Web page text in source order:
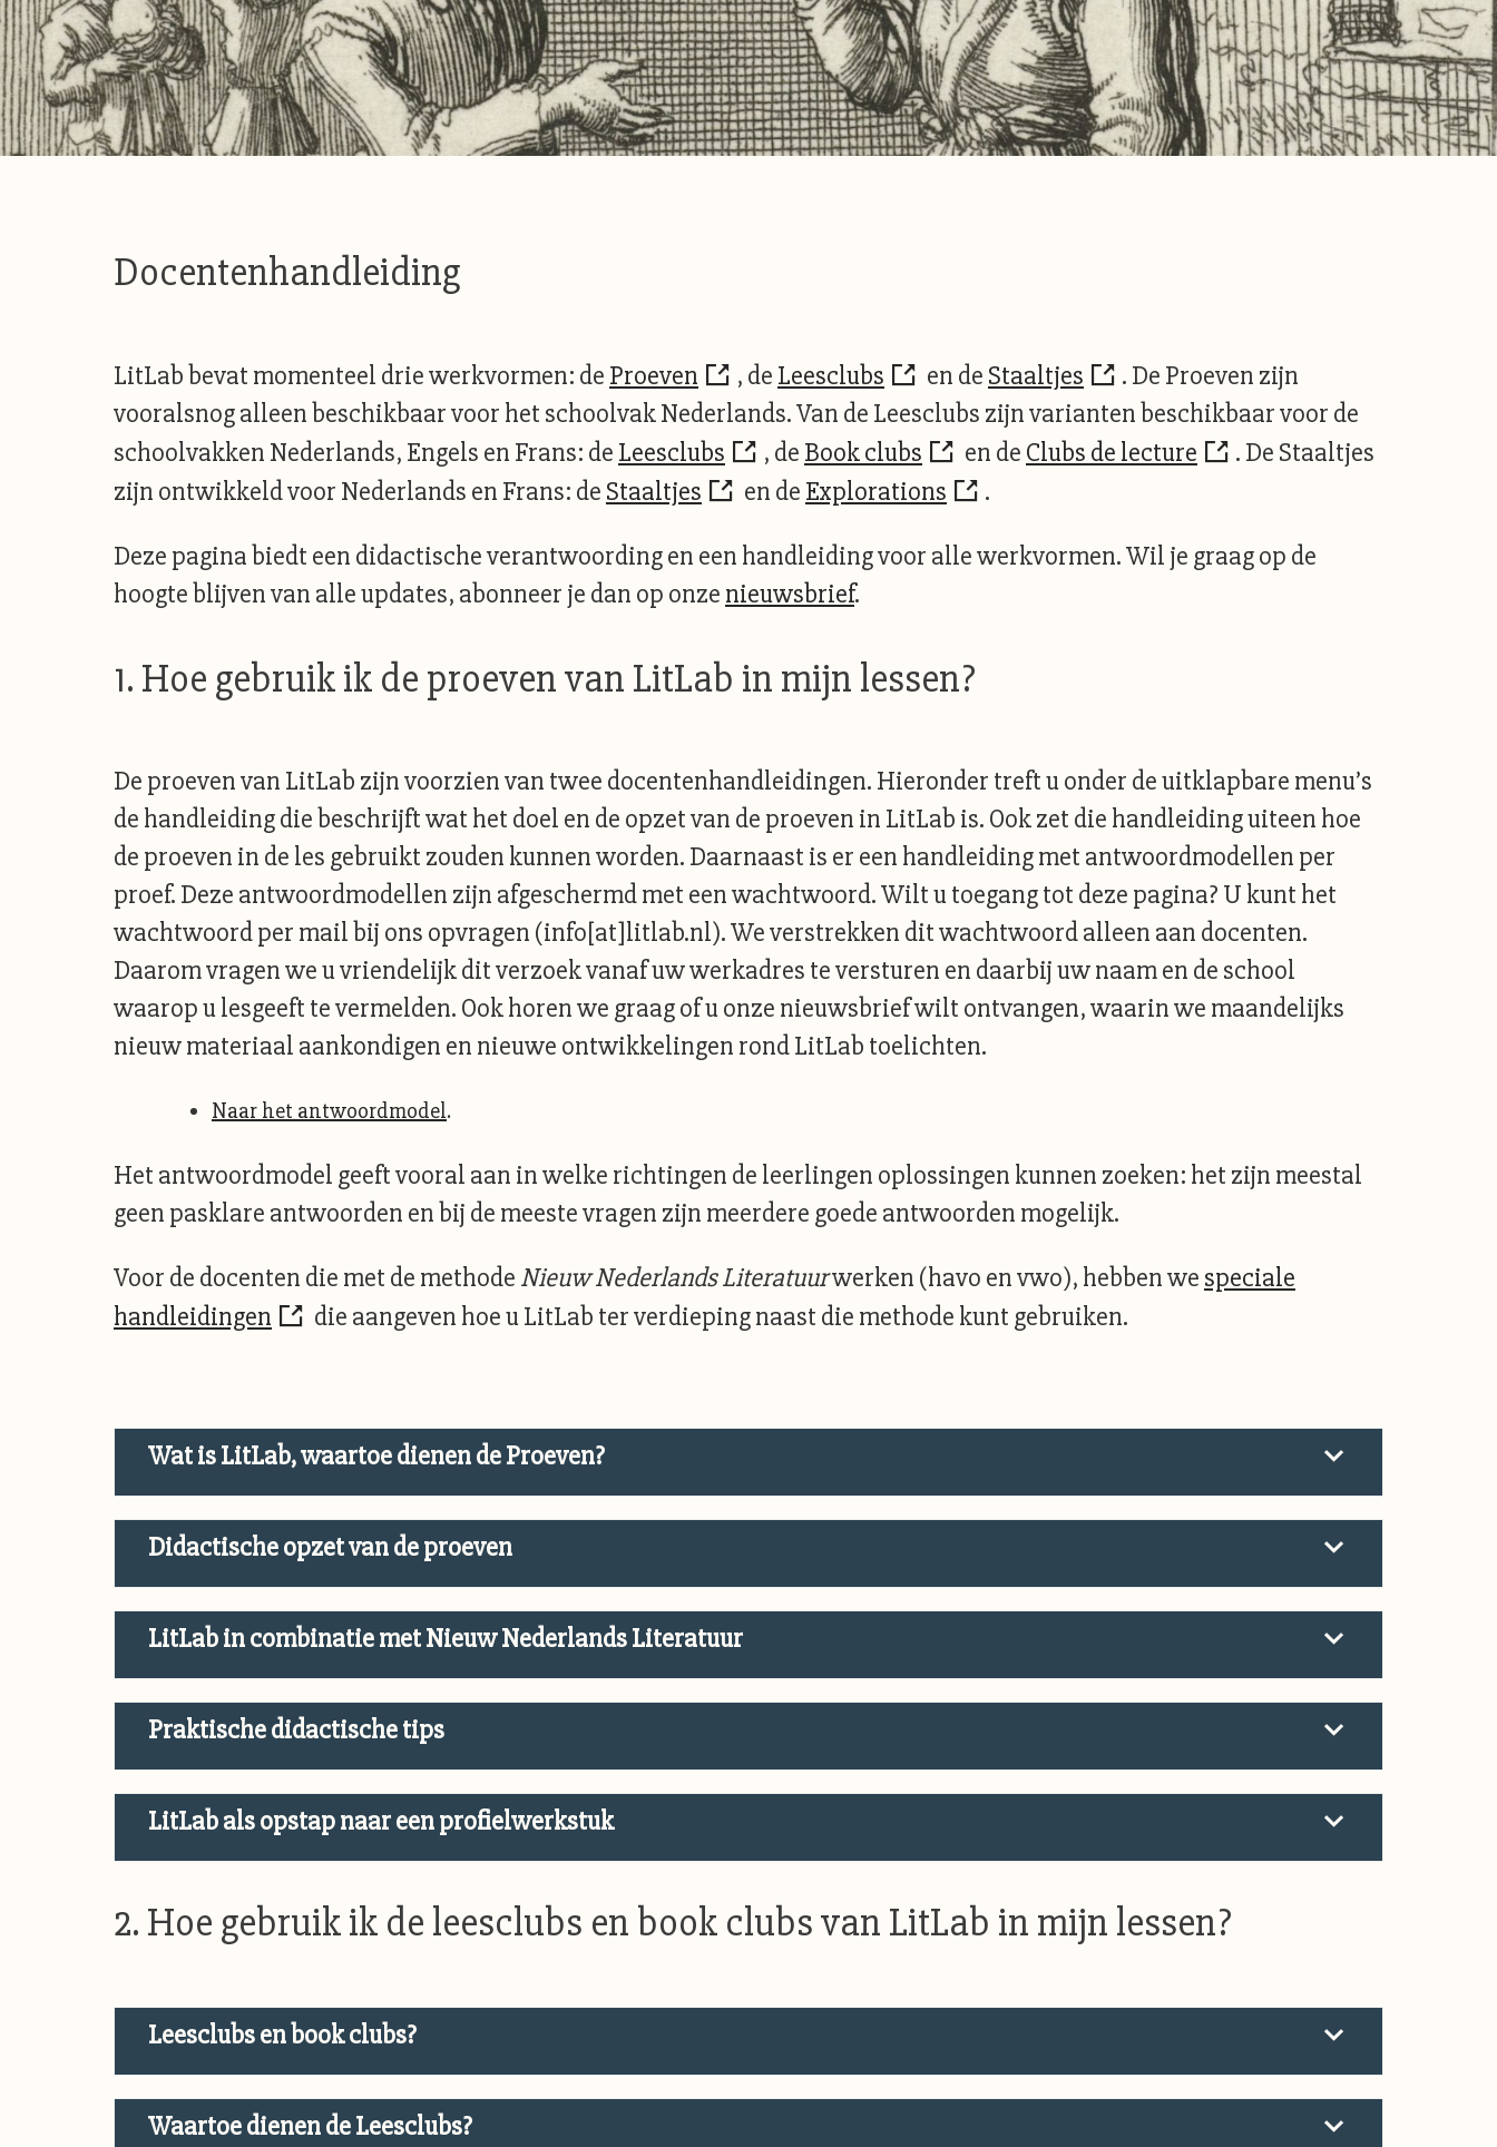
Docentenhandleiding
LitLab bevat momenteel drie werkvormen: de Proeven , de Leesclubs en de Staaltjes
. De Proeven zijn
vooralsnog alleen beschikbaar voor het schoolvak Nederlands. Van de Leesclubs zijn varianten beschikbaar voor de
schoolvakken Nederlands, Engels en Frans: de Leesclubs , de Book clubs en de Clubs de lecture
. De Staaltjes
zijn ontwikkeld voor Nederlands en Frans: de Staaltjes en de Explorations
.
Deze pagina biedt een didactische verantwoording en een handleiding voor alle werkvormen. Wil je graag op de
hoogte blijven van alle updates, abonneer je dan op onze nieuwsbrief.
1. Hoe gebruik ik de proeven van LitLab in mijn lessen?
De proeven van LitLab zijn voorzien van twee docentenhandleidingen. Hieronder treft u onder de uitklapbare menu’s
de handleiding die beschrijft wat het doel en de opzet van de proeven in LitLab is. Ook zet die handleiding uiteen hoe
de proeven in de les gebruikt zouden kunnen worden. Daarnaast is er een handleiding met antwoordmodellen per
proef. Deze antwoordmodellen zijn afgeschermd met een wachtwoord. Wilt u toegang tot deze pagina? U kunt het
wachtwoord per mail bij ons opvragen (info[at]litlab.nl). We verstrekken dit wachtwoord alleen aan docenten.
Daarom vragen we u vriendelijk dit verzoek vanaf uw werkadres te versturen en daarbij uw naam en de school
waarop u lesgeeft te vermelden. Ook horen we graag of u onze nieuwsbrief wilt ontvangen, waarin we maandelijks
nieuw materiaal aankondigen en nieuwe ontwikkelingen rond LitLab toelichten.
Naar het antwoordmodel.
Het antwoordmodel geeft vooral aan in welke richtingen de leerlingen oplossingen kunnen zoeken: het zijn meestal
geen pasklare antwoorden en bij de meeste vragen zijn meerdere goede antwoorden mogelijk.
Voor de docenten die met de methode Nieuw Nederlands Literatuurwerken (havo en vwo), hebben we speciale
handleidingen
die aangeven hoe u LitLab ter verdieping naast die methode kunt gebruiken.
Wat is LitLab, waartoe dienen de Proeven?
Didactische opzet van de proeven
LitLab in combinatie met Nieuw Nederlands Literatuur
Praktische didactische tips
LitLab als opstap naar een profielwerkstuk
2. Hoe gebruik ik de leesclubs en book clubs van LitLab in mijn lessen?
Leesclubs en book clubs?
Waartoe dienen de Leesclubs?